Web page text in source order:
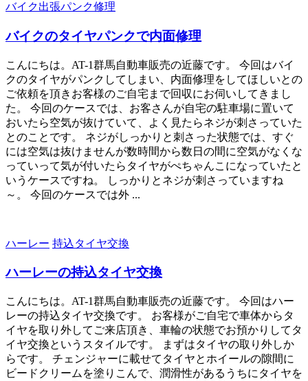
バイク出張パンク修理
バイクのタイヤパンクで内面修理
こんにちは。AT-1群馬自動車販売の近藤です。 今回はバイ
クのタイヤがパンクしてしまい、内面修理をしてほしいとの
ご依頼を頂きお客様のご自宅まで回収にお伺いしてきまし
た。 今回のケースでは、お客さんが自宅の駐車場に置いて
おいたら空気が抜けていて、よく見たらネジが刺さっていた
とのことです。 ネジがしっかりと刺さった状態では、すぐ
には空気は抜けませんが数時間から数日の間に空気がなくな
っていって気が付いたらタイヤがぺちゃんこになっていたと
いうケースですね。 しっかりとネジが刺さっていますね
～。 今回のケースでは外 ...
ハーレー 持込タイヤ交換
ハーレーの持込タイヤ交換
こんにちは。AT-1群馬自動車販売の近藤です。 今回はハー
レーの持込タイヤ交換です。 お客様がご自宅で車体からタ
イヤを取り外してご来店頂き、車輪の状態でお預かりしてタ
イヤ交換というスタイルです。 まずはタイヤの取り外しか
らです。 チェンジャーに載せてタイヤとホイールの隙間に
ビードクリームを塗りこんで、潤滑性があるうちにタイヤを